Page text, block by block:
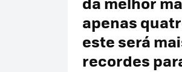
apenas
este será
recordes